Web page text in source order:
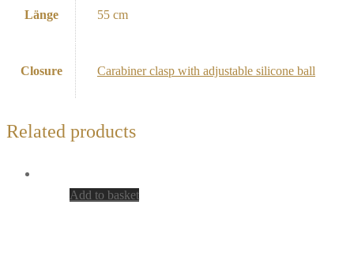
Länge 55 cm
Closure Carabiner clasp with adjustable silicone ball
Related products
Add to basket